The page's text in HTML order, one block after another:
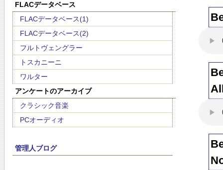
FLACデータベース
FLACデータベース(1)
FLACデータベース(2)
フルトヴェングラー
トスカニーニ
ワルター
アンケートのアーカイブ
クラシック音楽
PCオーディオ
管理人ブログ